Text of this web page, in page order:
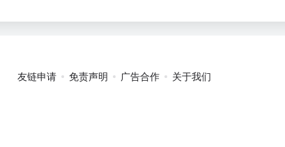
友链申请 免责声明 广告合作 关于我们